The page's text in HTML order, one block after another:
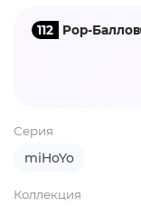
112 Pop-Баллов
Серия
miHoYo
Коллекция